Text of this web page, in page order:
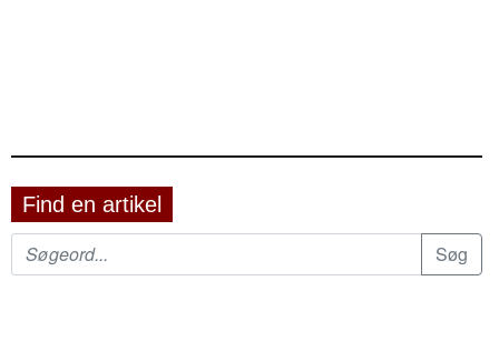
Find en artikel